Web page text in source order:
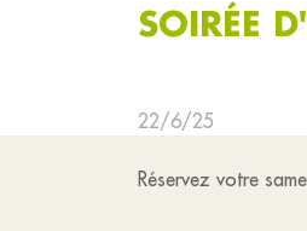
SOIRÉE
22/6/25
Réservez votre